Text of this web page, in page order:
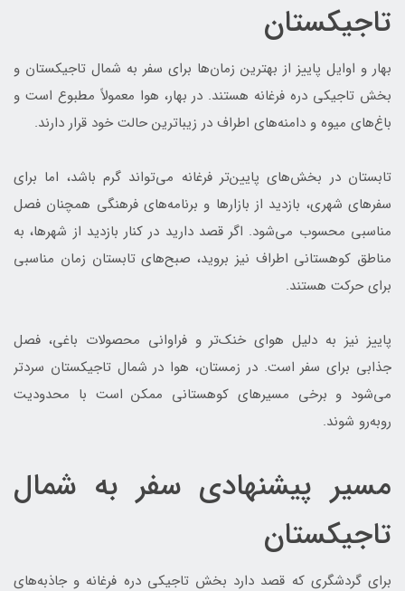
تاجیکستان
بهار و اوایل پاییز از بهترین زمان‌ها برای سفر به شمال تاجیکستان و
بخش تاجیکی دره فرغانه هستند. در بهار، هوا معمولاً مطبوع است و
باغ‌های میوه و دامنه‌های اطراف در زیباترین حالت خود قرار دارند.
تابستان در بخش‌های پایین‌تر فرغانه می‌تواند گرم باشد، اما برای
سفرهای شهری، بازدید از بازارها و برنامه‌های فرهنگی همچنان فصل
مناسبی محسوب می‌شود. اگر قصد دارید در کنار بازدید از شهرها، به
مناطق کوهستانی اطراف نیز بروید، صبح‌های تابستان زمان مناسبی
برای حرکت هستند.
پاییز نیز به دلیل هوای خنک‌تر و فراوانی محصولات باغی، فصل
جذابی برای سفر است. در زمستان، هوا در شمال تاجیکستان سردتر
می‌شود و برخی مسیرهای کوهستانی ممکن است با محدودیت
روبه‌رو شوند.
مسیر پیشنهادی سفر به شمال
تاجیکستان
برای گردشگری که قصد دارد بخش تاجیکی دره فرغانه و جاذبه‌های